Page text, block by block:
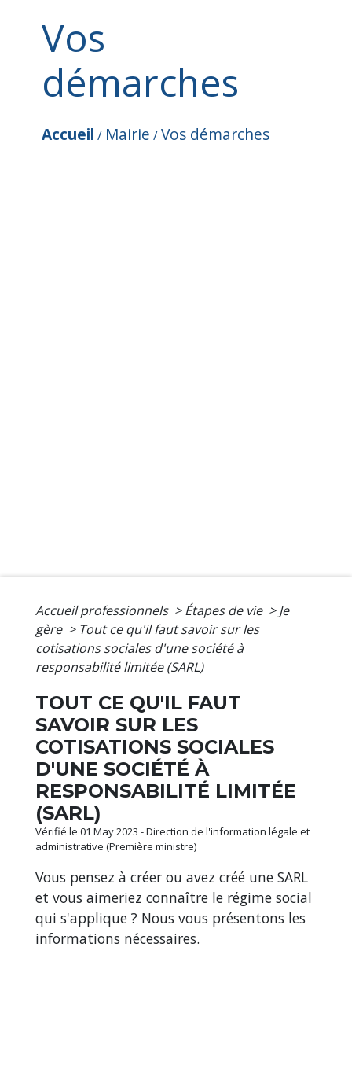
Vos
démarches
Accueil / Mairie /Vos démarches
Accueil professionnels > Étapes de vie > Je
gère > Tout ce qu'il faut savoir sur les
cotisations sociales d'une société à
responsabilité limitée (SARL)
TOUT CE QU'IL FAUT
SAVOIR SUR LES
COTISATIONS SOCIALES
D'UNE SOCIÉTÉ À
RESPONSABILITÉ LIMITÉE
(SARL)
Vérifié le 01 May 2023 - Direction de l'information légale et
administrative (Première ministre)
Vous pensez à créer ou avez créé une SARL
et vous aimeriez connaître le régime social
qui s'applique ? Nous vous présentons les
informations nécessaires.